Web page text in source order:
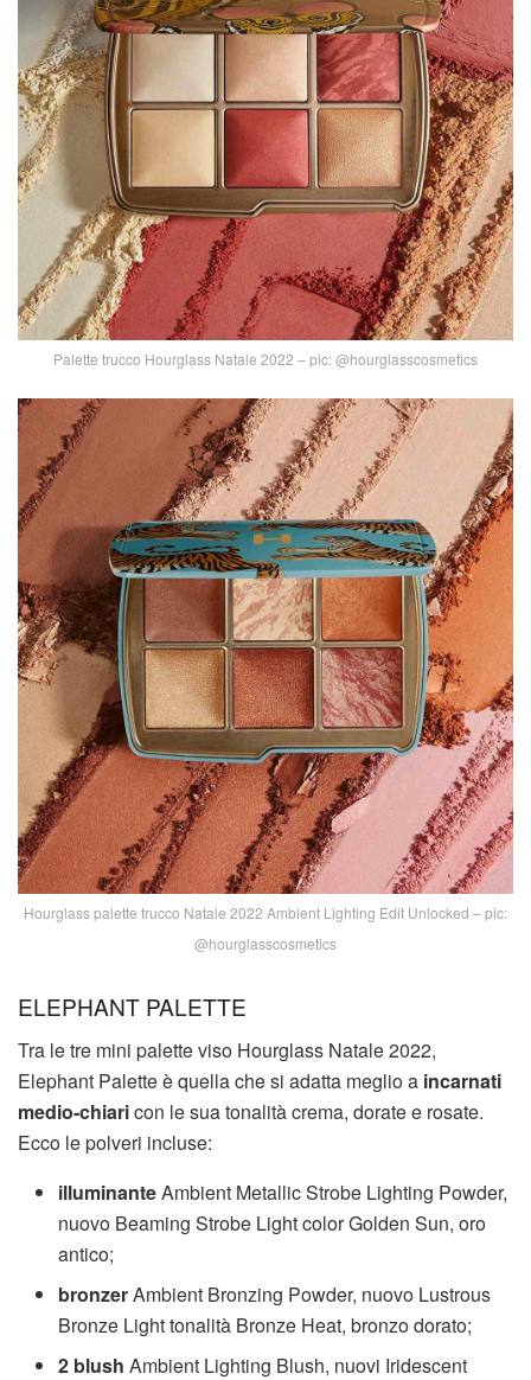
Palette trucco Hourglass Natale 2022 – pic: @hourglasscosmetics
Hourglass palette trucco Natale 2022 Ambient Lighting Edit Unlocked – pic:
@hourglasscosmetics
ELEPHANT PALETTE
Tra le tre mini palette viso Hourglass Natale 2022,
Elephant Palette è quella che si adatta meglio a incarnati
medio-chiaricon le sua tonalità crema, dorate e rosate.
Ecco le polveri incluse:
illuminanteAmbient Metallic Strobe Lighting Powder,
nuovo Beaming Strobe Light color Golden Sun, oro
antico;
bronzerAmbient Bronzing Powder, nuovo Lustrous
Bronze Light tonalità Bronze Heat, bronzo dorato;
2 blushAmbient Lighting Blush, nuovi Iridescent